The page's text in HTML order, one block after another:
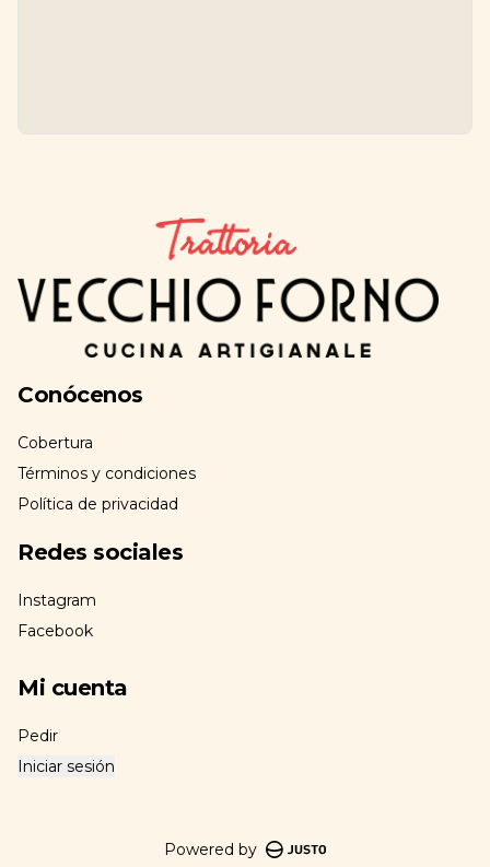
Conócenos
Cobertura
Términos y condiciones
Política de privacidad
Redes sociales
Instagram
Facebook
Mi cuenta
Pedir
Iniciar sesión
Powered by